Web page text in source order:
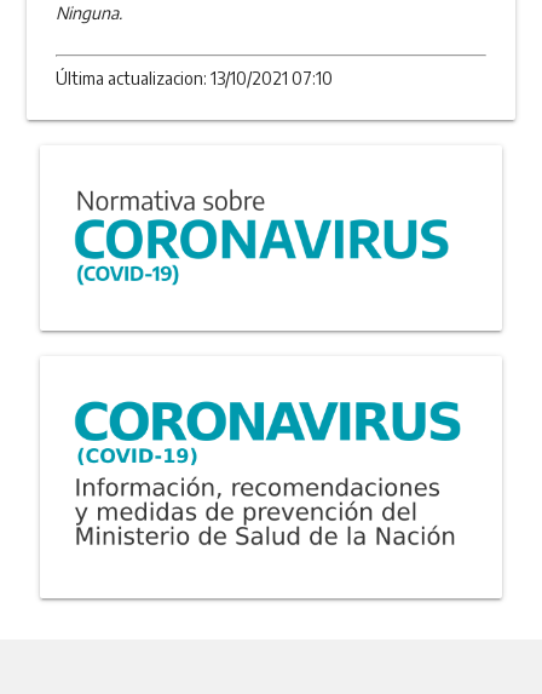
Ninguna.
Última actualizacion: 13/10/2021 07:10